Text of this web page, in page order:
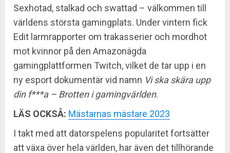
Sexhotad, stalkad och swattad – välkommen till
världens största gamingplats. Under vintern fick
Edit larmrapporter om trakasserier och mordhot
mot kvinnor på den Amazonägda
gamingplattformen Twitch, vilket de tar upp i en
ny esport dokumentär vid namn Vi ska skära upp
din f***a – Brotten i gamingvärlden.
LÄS OCKSÅ: Mästarnas mästare 2023
I takt med att datorspelens popularitet fortsätter
att växa över hela världen, har även det tillhörande